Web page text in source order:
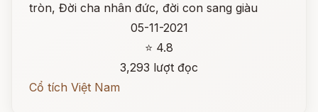
tròn, Đời cha nhân đức, đời con sang giàu
05-11-2021
⭐ 4.8
3,293 lượt đọc
Cổ tích Việt Nam